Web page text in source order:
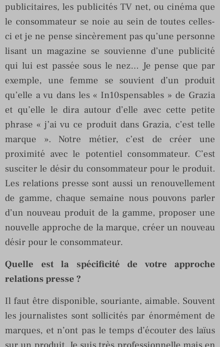
publicitaires, les publicités TV net, ou cinéma que
le consommateur se noie au sein de toutes celles-
ci et je ne pense sincèrement pas qu’une personne
lisant un magazine se souvienne d’une publicité
qui lui est passée sous le nez… Je pense que par
exemple, une femme se souvient d’un produit
qu’elle a vu dans les « In10spensables » de Grazia
et qu’elle le dira autour d’elle avec cette petite
phrase « j’ai vu ce produit dans Grazia, c’est telle
marque ». Notre métier, c’est de créer une
proximité avec le potentiel consommateur. C’est
susciter le désir du consommateur pour le produit.
Les relations presse sont aussi un renouvellement
de gamme, chaque semaine nous pouvons parler
d’un nouveau produit de la gamme, proposer une
nouvelle approche de la marque, créer un nouveau
désir pour le consommateur.
Quelle est la spécificité de votre approche
relations presse ?
Il faut être disponible, souriante, aimable. Souvent
les journalistes sont sollicités par énormément de
marques, et n’ont pas le temps d’écouter des laïus